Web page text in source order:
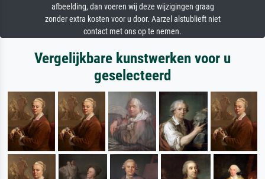
afbeelding, dan voeren wij deze wijzigingen graag
zonder extra kosten voor u door. Aarzel alstublieft niet
contact met ons op te nemen.
Vergelijkbare kunstwerken voor u
geselecteerd